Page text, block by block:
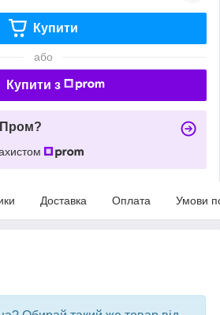
Купити
або
Купити з
Пром?
Доставка Оплата Умови